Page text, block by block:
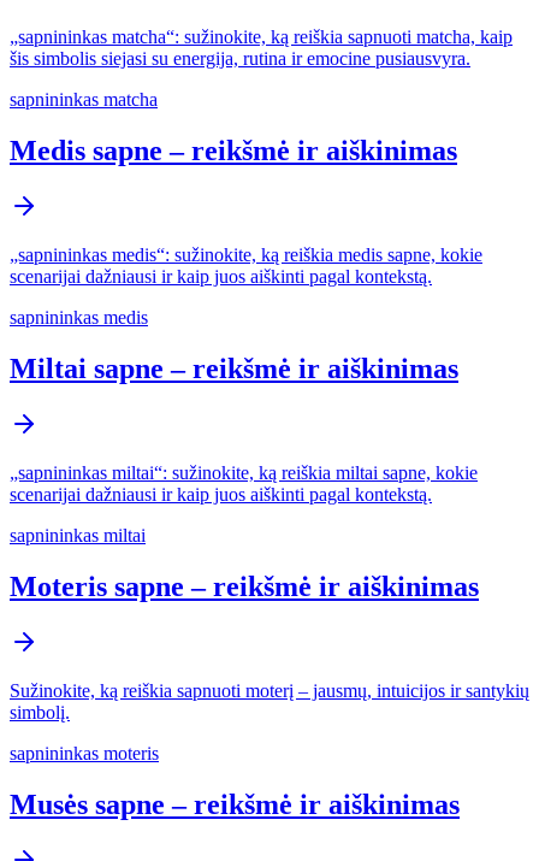
„sapnininkas matcha“: sužinokite, ką reiškia sapnuoti matcha, kaip
šis simbolis siejasi su energija, rutina ir emocine pusiausvyra.
sapnininkas matcha
Medis sapne – reikšmė ir aiškinimas
„sapnininkas medis“: sužinokite, ką reiškia medis sapne, kokie
scenarijai dažniausi ir kaip juos aiškinti pagal kontekstą.
sapnininkas medis
Miltai sapne – reikšmė ir aiškinimas
„sapnininkas miltai“: sužinokite, ką reiškia miltai sapne, kokie
scenarijai dažniausi ir kaip juos aiškinti pagal kontekstą.
sapnininkas miltai
Moteris sapne – reikšmė ir aiškinimas
Sužinokite, ką reiškia sapnuoti moterį – jausmų, intuicijos ir santykių
simbolį.
sapnininkas moteris
Musės sapne – reikšmė ir aiškinimas